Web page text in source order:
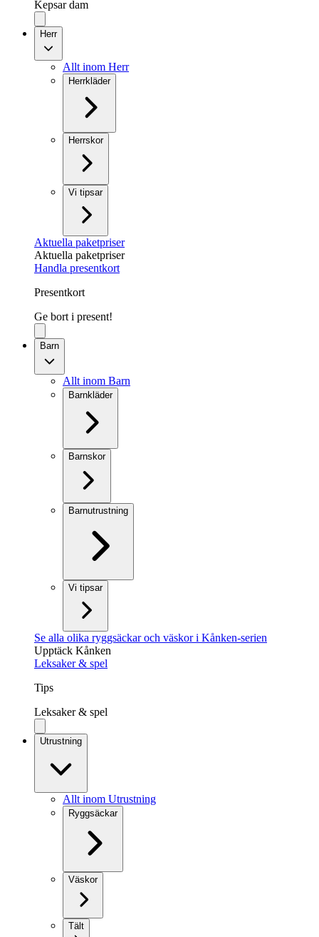
Kepsar dam
Herr
Allt inom Herr
Herrkläder
Herrskor
Vi tipsar
Aktuella paketpriser
Aktuella paketpriser
Handla presentkort
Presentkort
Ge bort i present!
Barn
Allt inom Barn
Barnkläder
Barnskor
Barnutrustning
Vi tipsar
Se alla olika ryggsäckar och väskor i Kånken-serien
Upptäck Kånken
Leksaker & spel
Tips
Leksaker & spel
Utrustning
Allt inom Utrustning
Ryggsäckar
Väskor
Tält